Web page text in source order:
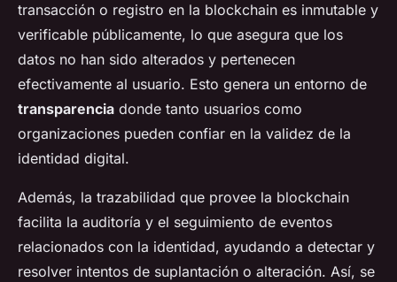
transacción o registro en la blockchain es inmutable y
verificable públicamente, lo que asegura que los
datos no han sido alterados y pertenecen
efectivamente al usuario. Esto genera un entorno de
transparencia donde tanto usuarios como
organizaciones pueden confiar en la validez de la
identidad digital.
Además, la trazabilidad que provee la blockchain
facilita la auditoría y el seguimiento de eventos
relacionados con la identidad, ayudando a detectar y
resolver intentos de suplantación o alteración. Así, se